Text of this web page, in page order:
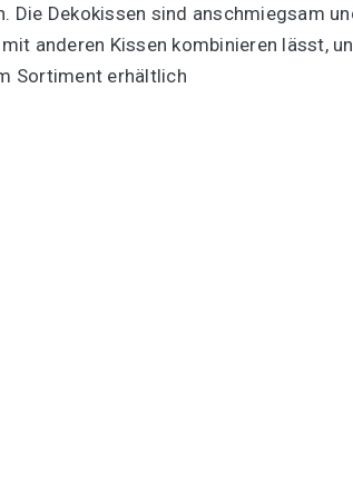
Die Dekokissen sind anschmiegsam
anderen Kissen kombinieren lässt,
Sortiment erhältlich